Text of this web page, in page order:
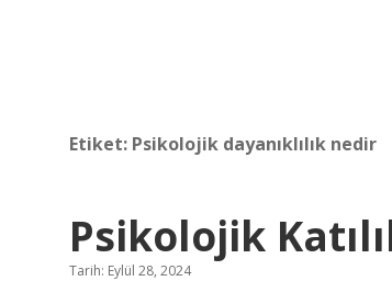
Etiket: Psikolojik dayanıklılık nedir
Psikolojik
Tarih: Eylül 28, 2024